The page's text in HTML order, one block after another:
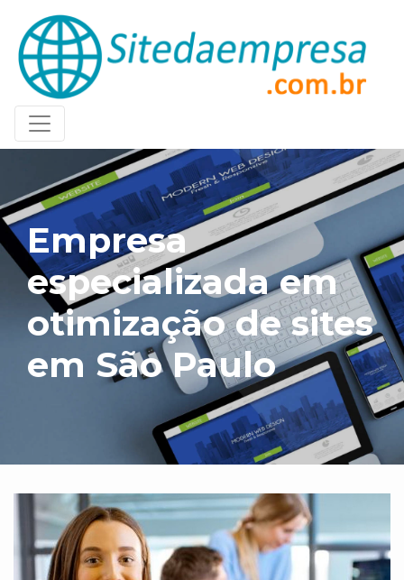
Empresa
especializada em
otimização de sites
em São Paulo